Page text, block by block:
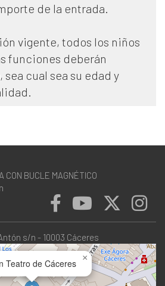
de la entrada.
vigente, todos los niños
funciones deberán
cual sea su edad y
CON BUCLE MAGNÉTICO
s/n - 10003 Cáceres
Teatro de Cáceres ×